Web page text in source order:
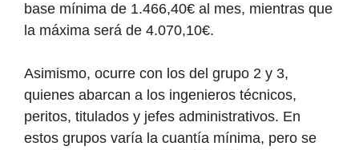
base mínima de 1.466,40€ al mes, mientras que
la máxima será de 4.070,10€.
Asimismo, ocurre con los del grupo 2 y 3,
quienes abarcan a los ingenieros técnicos,
peritos, titulados y jefes administrativos. En
estos grupos varía la cuantía mínima, pero se